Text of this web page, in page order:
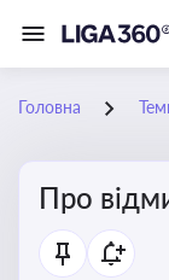
Головна
Про